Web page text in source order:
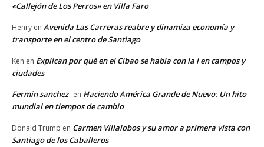
«Callejón de Los Perros» en Villa Faro
Henry en Avenida Las Carreras reabre y dinamiza economía y
transporte en el centro de Santiago
Ken en Explican por qué en el Cibao se habla con la i en campos y
ciudades
Fermin sanchez en Haciendo América Grande de Nuevo: Un hito
mundial en tiempos de cambio
Donald Trump en Carmen Villalobos y su amor a primera vista con
Santiago de los Caballeros